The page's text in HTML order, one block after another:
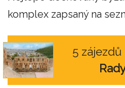
komplex zapsaný na
5